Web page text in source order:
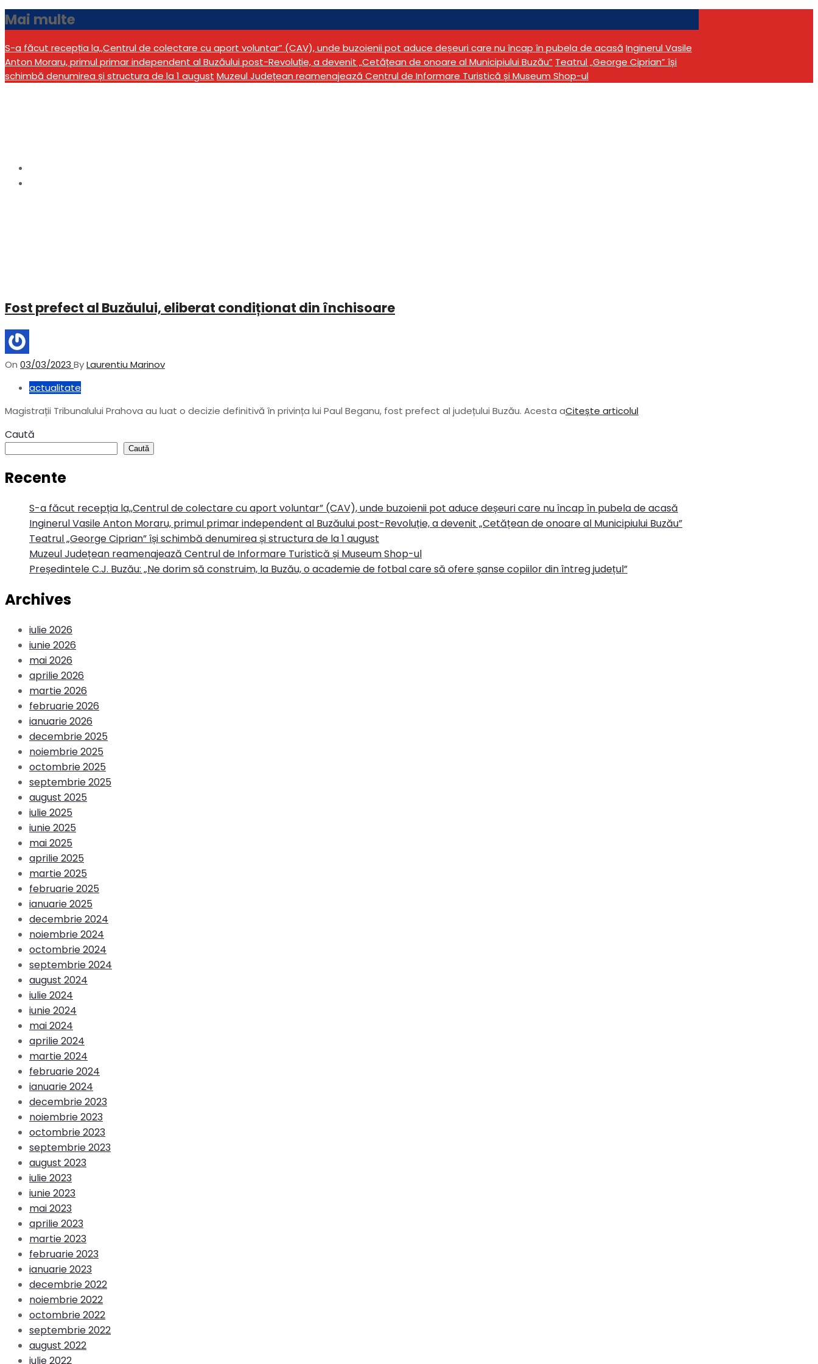
Mai multe
S-a făcut recepția la,,Centrul de colectare cu aport voluntar” (CAV), unde buzoienii pot aduce deșeuri care nu încap în pubela de acasă Inginerul Vasile
Anton Moraru, primul primar independent al Buzăului post-Revoluție, a devenit „Cetățean de onoare al Municipiului Buzău” Teatrul „George Ciprian” își
schimbă denumirea și structura de la 1 august Muzeul Județean reamenajează Centrul de Informare Turistică și Museum Shop-ul
Fost prefect al Buzăului, eliberat condiționat din închisoare
On 03/03/2023 ByLaurentiu Marinov
actualitate
Magistrații Tribunalului Prahova au luat o decizie definitivă în privința lui Paul Beganu, fost prefect al județului Buzău. Acesta aCitește articolul
Caută
Caută
Recente
S-a făcut recepția la,,Centrul de colectare cu aport voluntar” (CAV), unde buzoienii pot aduce deșeuri care nu încap în pubela de acasă
Inginerul Vasile Anton Moraru, primul primar independent al Buzăului post-Revoluție, a devenit „Cetățean de onoare al Municipiului Buzău”
Teatrul „George Ciprian” își schimbă denumirea și structura de la 1 august
Muzeul Județean reamenajează Centrul de Informare Turistică și Museum Shop-ul
Președintele C.J. Buzău: „Ne dorim să construim, la Buzău, o academie de fotbal care să ofere șanse copiilor din întreg județul”
Archives
iulie 2026
iunie 2026
mai 2026
aprilie 2026
martie 2026
februarie 2026
ianuarie 2026
decembrie 2025
noiembrie 2025
octombrie 2025
septembrie 2025
august 2025
iulie 2025
iunie 2025
mai 2025
aprilie 2025
martie 2025
februarie 2025
ianuarie 2025
decembrie 2024
noiembrie 2024
octombrie 2024
septembrie 2024
august 2024
iulie 2024
iunie 2024
mai 2024
aprilie 2024
martie 2024
februarie 2024
ianuarie 2024
decembrie 2023
noiembrie 2023
octombrie 2023
septembrie 2023
august 2023
iulie 2023
iunie 2023
mai 2023
aprilie 2023
martie 2023
februarie 2023
ianuarie 2023
decembrie 2022
noiembrie 2022
octombrie 2022
septembrie 2022
august 2022
iulie 2022